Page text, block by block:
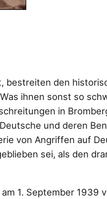
bestreiten den
ihnen sonst so
in
und deren
von Angriffen auf
sei, als den
1. September 1939